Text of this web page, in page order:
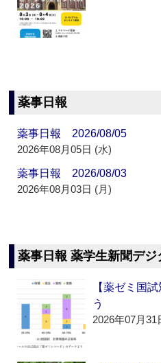
薬事日報
薬事日報 2026/08/05
2026年08月05日 (水)
薬事日報 2026/08/03
2026年08月03日 (月)
薬事日報 薬学生新聞デジ
【薬ゼミ国
う
2026年07月31